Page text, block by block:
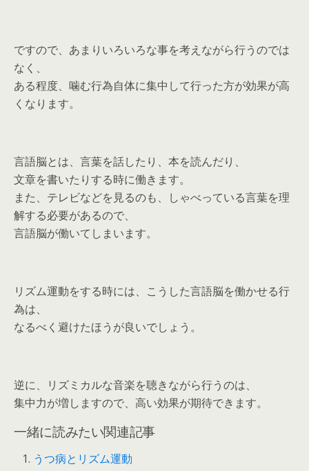
ですので、あまりいろいろな事を考えながら行うのでは
なく、
ある程度、噛む行為自体に集中して行った方が効果が高
くなります。
言語脳とは、言葉を話したり、本を読んだり、
文章を書いたりする時に働きます。
また、テレビなどを見るのも、しゃべっている言葉を理
解する必要があるので、
言語脳が働いてしまいます。
リズム運動をする時には、こうした言語脳を働かせる行
為は、
なるべく避けたほうが良いでしょう。
逆に、リズミカルな音楽を聴きながら行うのは、
集中力が増しますので、高い効果が期待できます。
一緒に読みたい関連記事
うつ病とリズム運動